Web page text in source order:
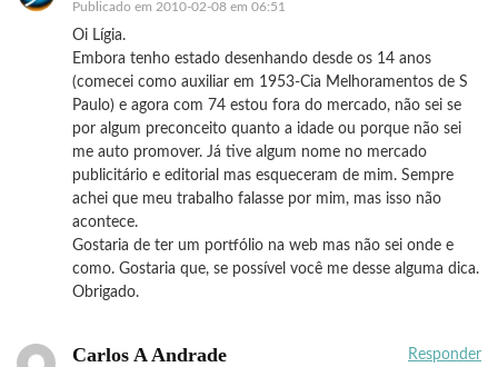
Publicado em 2010-02-08 em 06:51
Oi Lígia.
Embora tenho estado desenhando desde os 14 anos
(comecei como auxiliar em 1953-Cia Melhoramentos de S
Paulo) e agora com 74 estou fora do mercado, não sei se
por algum preconceito quanto a idade ou porque não sei
me auto promover. Já tive algum nome no mercado
publicitário e editorial mas esqueceram de mim. Sempre
achei que meu trabalho falasse por mim, mas isso não
acontece.
Gostaria de ter um portfólio na web mas não sei onde e
como. Gostaria que, se possível você me desse alguma dica.
Obrigado.
Carlos A Andrade Responder